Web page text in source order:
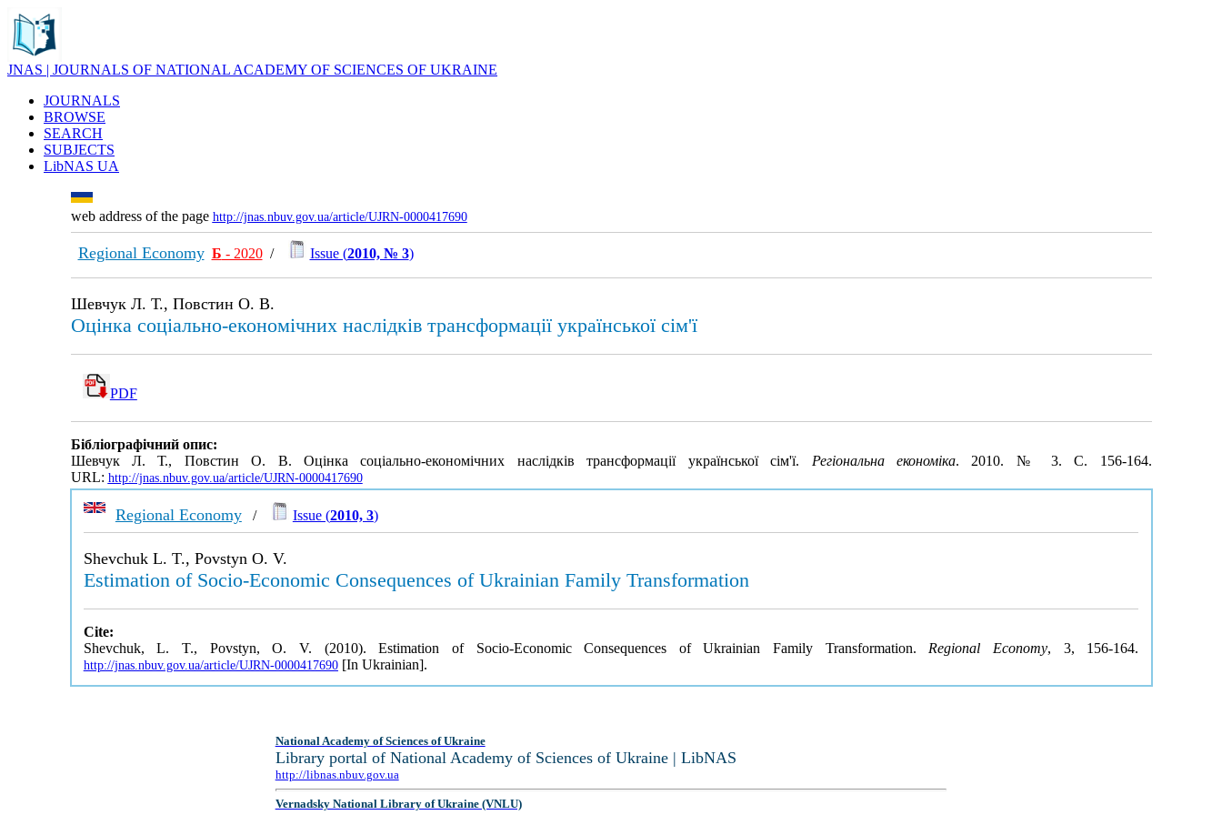
JNAS | JOURNALS OF NATIONAL ACADEMY OF SCIENCES OF UKRAINE
JOURNALS
BROWSE
SEARCH
SUBJECTS
LibNAS UA
web address of the page http://jnas.nbuv.gov.ua/article/UJRN-0000417690
Regional Economy Б - 2020/ Issue (2010, № 3)
Шевчук Л. Т., Повстин О. В.
Оцінка соціально-економічних наслідків трансформації української сім'ї
PDF
Бібліографічний опис:
Шевчук Л. Т., Повстин О. В. Оцінка соціально-економічних наслідків трансформації української сім'ї. Регіональна економіка. 2010. № 3. С. 156-164.
URL: http://jnas.nbuv.gov.ua/article/UJRN-0000417690
Regional Economy/ Issue (2010, 3)
Shevchuk L. T., Povstyn O. V.
Estimation of Socio-Economic Consequences of Ukrainian Family Transformation
Cite:
Shevchuk, L. T., Povstyn, O. V. (2010). Estimation of Socio-Economic Consequences of Ukrainian Family Transformation. Regional Economy, 3, 156-164.
http://jnas.nbuv.gov.ua/article/UJRN-0000417690[In Ukrainian].
National Academy of Sciences of Ukraine
Library portal of National Academy of Sciences of Ukraine | LibNAS
http://libnas.nbuv.gov.ua
Vernadsky National Library of Ukraine (VNLU)